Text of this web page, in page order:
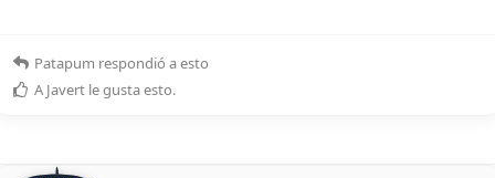
Patapum respondió a esto
A Javert le gusta esto.